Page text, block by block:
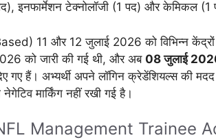
इनफार्मेशन टेक्नोलॉजी (1 पद) और केमिकल (1
11 और 12 जुलाई 2026 को विभिन्न केंद्रों
को जारी की गई थी, और अब08 जुलाई
गए हैं। अभ्यर्थी अपने लॉगिन क्रेडेंशियल्स की
मार्किंग नहीं रखी गई है।
Management Trainee